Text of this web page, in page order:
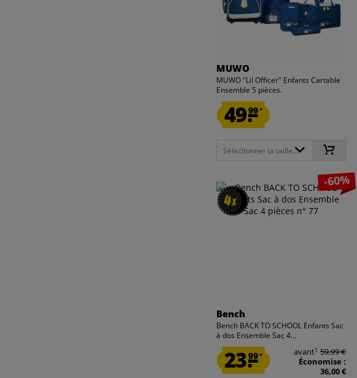
MUWO
MUWO "Lil Officer" Enfants Cartable
Ensemble 5 pièces.
49.99*
Sélectionner la taille...
4x
4x
-60%
Bench
Bench BACK TO SCHOOL Enfants Sac
à dos Ensemble Sac 4...
23.99* avant1 59,99 €
Économise :
36,00 €